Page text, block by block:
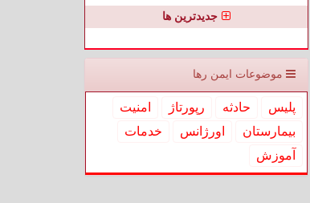
جدیدترین ها
موضوعات ایمن رها
پلیس حادثه رپورتاژ
امنیت
بیمارستان
اورژانس
خدمات
آموزش